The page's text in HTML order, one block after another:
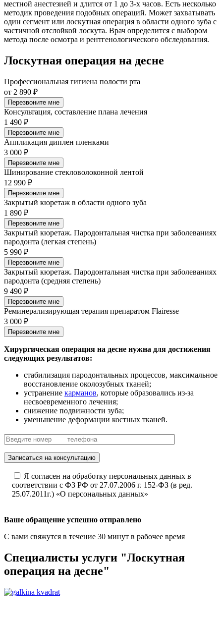
местной анестезией и длится от 1 до 3-х часов. Есть несколько
методик проведения подобных операций. Может захватывать
один сегмент или лоскутная операция в области одного зуба с
частичной отслойкой лоскута. Врач определится с выбором
метода после осмотра и рентгенологического обследования.
Лоскутная операция на десне
Профессиональная гигиена полости рта
от 2 890 ₽
Перезвоните мне
Консультация, составление плана лечения
1 490 ₽
Перезвоните мне
Аппликация диплен пленками
3 000 ₽
Перезвоните мне
Шинирование стекловолоконной лентой
12 990 ₽
Перезвоните мне
Закрытый кюретаж в области одного зуба
1 890 ₽
Перезвоните мне
Закрытый кюретаж. Пародонтальная чистка при заболеваниях
пародонта (легкая степень)
5 990 ₽
Перезвоните мне
Закрытый кюретаж. Пародонтальная чистка при заболеваниях
пародонта (средняя степень)
9 490 ₽
Перезвоните мне
Реминерализирующая терапия препаратом Flairesse
3 000 ₽
Перезвоните мне
Хирургическая операция на десне нужна для достижения
следующих результатов:
стабилизация пародонтальных процессов, максимальное
восстановление околозубных тканей;
устранение карманов, которые образовались из-за
несвоевременного лечения;
снижение подвижности зуба;
уменьшение деформации костных тканей.
Записаться на консультацию
Я согласен на обработку персональных данных в
соответствии с ФЗ РФ от 27.07.2006 г. 152-ФЗ (в ред.
25.07.2011г.) «О персональных данных»
Ваше обращение успешно отправлено
С вами свяжутся в течение 30 минут в рабочее время
Специалисты услуги "Лоскутная
операция на десне"